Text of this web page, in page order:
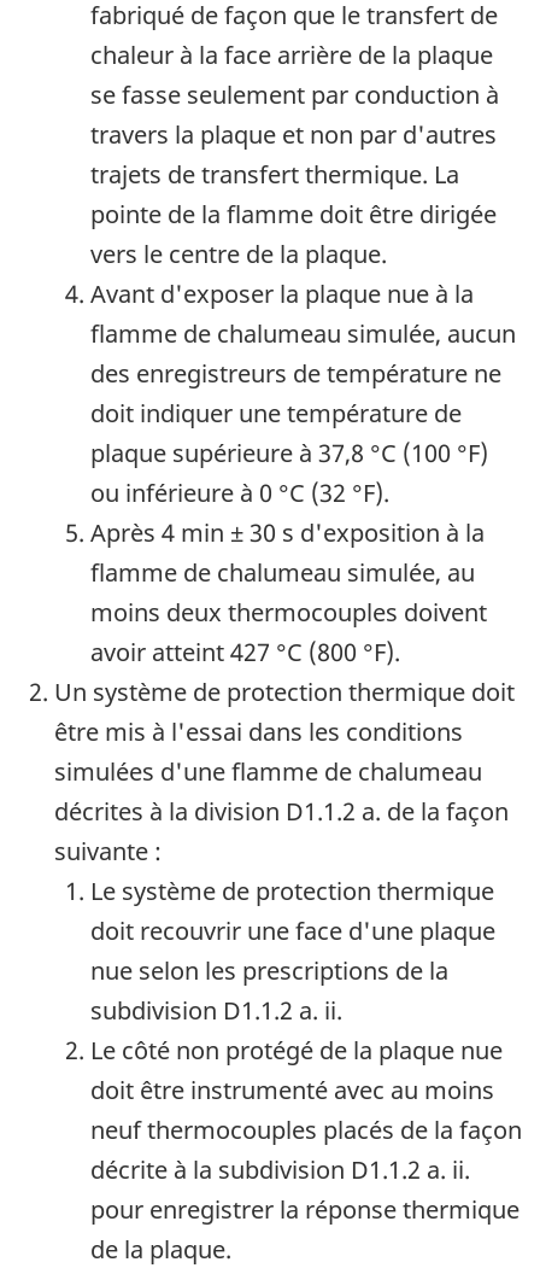
fabriqué de façon que le transfert de
chaleur à la face arrière de la plaque
se fasse seulement par conduction à
travers la plaque et non par d'autres
trajets de transfert thermique. La
pointe de la flamme doit être dirigée
vers le centre de la plaque.
Avant d'exposer la plaque nue à la
flamme de chalumeau simulée, aucun
des enregistreurs de température ne
doit indiquer une température de
plaque supérieure à 37,8 °C (100 °F)
ou inférieure à 0 °C (32 °F).
Après 4 min ± 30 s d'exposition à la
flamme de chalumeau simulée, au
moins deux thermocouples doivent
avoir atteint427 °C (800 °F).
Un système de protection thermique doit
être mis à l'essai dans les conditions
simulées d'une flamme de chalumeau
décrites à la division D1.1.2 a. de la façon
suivante :
Le système de protection thermique
doit recouvrir une face d'une plaque
nue selon les prescriptions de la
subdivision D1.1.2 a. ii.
Le côté non protégé de la plaque nue
doit être instrumenté avec au moins
neuf thermocouples placés de la façon
décrite à la subdivision D1.1.2 a. ii.
pour enregistrer la réponse thermique
de la plaque.